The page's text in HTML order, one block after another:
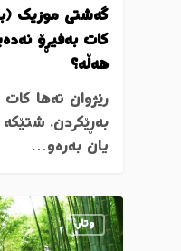
گەشتی موزیک
کات بەفیڕۆ
هەڵە؟
رێژوان تەها
بەڕێکردن،
یان بەرەو…
وتار